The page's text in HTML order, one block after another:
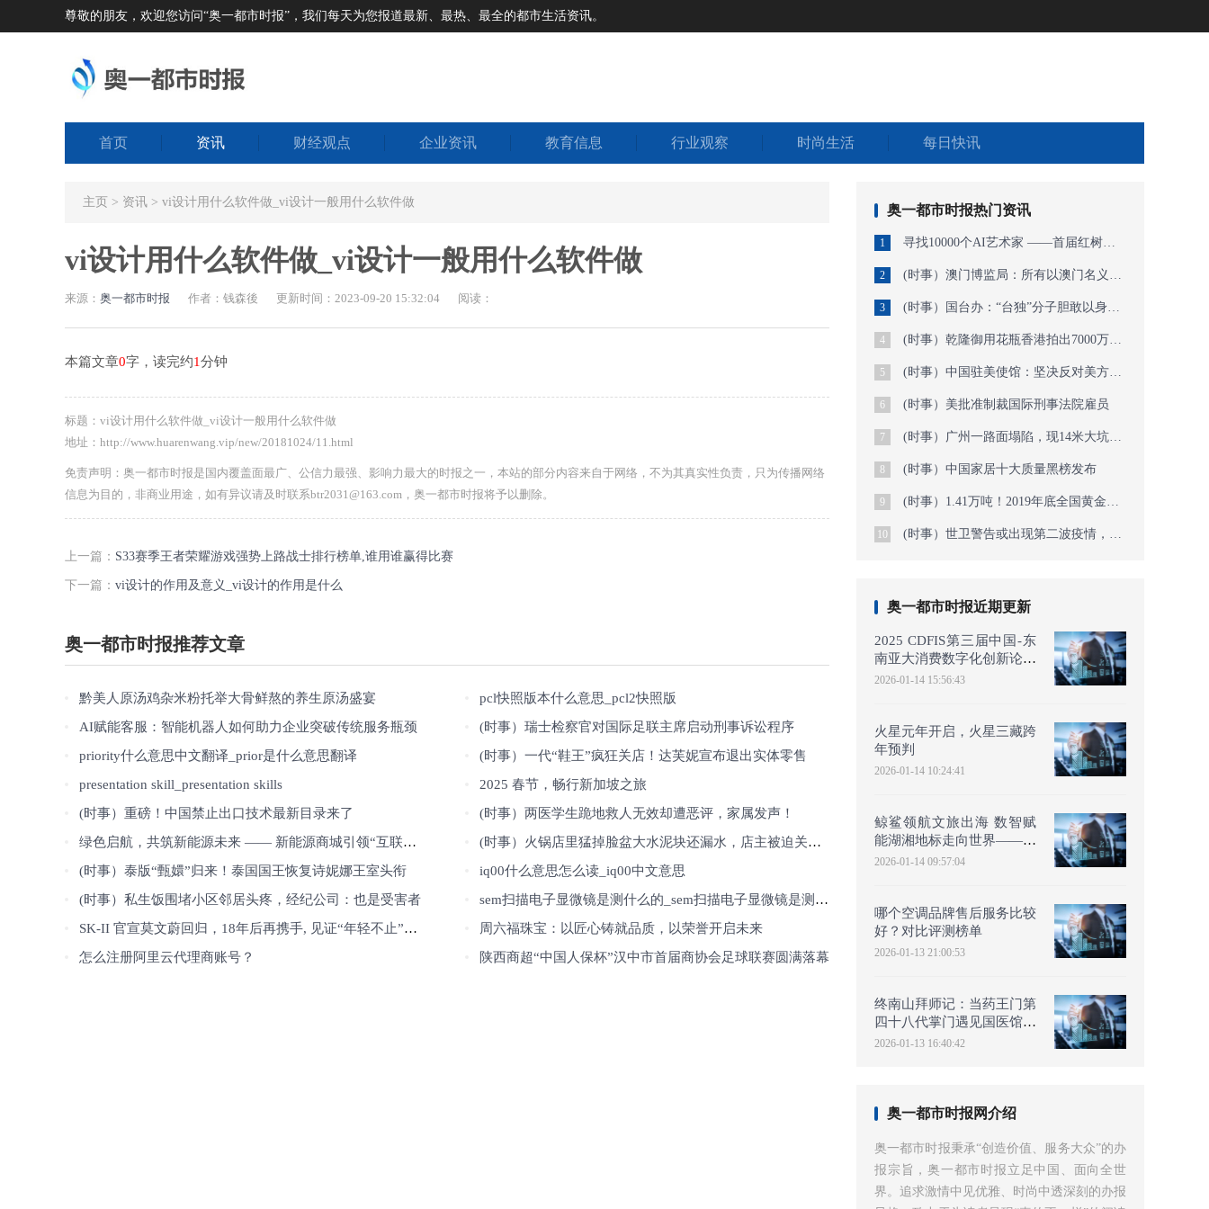
尊敬的朋友，欢迎您访问“奥一都市时报”，我们每天为您报道最新、最热、最全的都市生活资讯。
首页 资讯 财经观点 企业资讯 教育信息 行业观察 时尚生活 每日快讯
主页 > 资讯 > vi设计用什么软件做_vi设计一般用什么软件做
vi设计用什么软件做_vi设计一般用什么软件做
来源： 奥一都市时报 作者：钱森後 更新时间：2023-09-20 15:32:04 阅读：
本篇文章0字，读完约1分钟
标题：vi设计用什么软件做_vi设计一般用什么软件做
地址：http://www.huarenwang.vip/new/20181024/11.html
免责声明：奥一都市时报是国内覆盖面最广、公信力最强、影响力最大的时报之一，本站的部分内容来自于网络，不为其真实性负责，只为传播网络
信息为目的，非商业用途，如有异议请及时联系btr2031@163.com，奥一都市时报将予以删除。
上一篇： S33赛季王者荣耀游戏强势上路战士排行榜单,谁用谁赢得比赛
下一篇： vi设计的作用及意义_vi设计的作用是什么
奥一都市时报推荐文章
黔美人原汤鸡杂米粉托举大骨鲜熬的养生原汤盛宴
pcl快照版本什么意思_pcl2快照版
AI赋能客服：智能机器人如何助力企业突破传统服务瓶颈
(时事）瑞士检察官对国际足联主席启动刑事诉讼程序
priority什么意思中文翻译_prior是什么意思翻译
(时事）一代“鞋王”疯狂关店！达芙妮宣布退出实体零售
presentation skill_presentation skills
2025 春节，畅行新加坡之旅
(时事）重磅！中国禁止出口技术最新目录来了
(时事）两医学生跪地救人无效却遭恶评，家属发声！
绿色启航，共筑新能源未来 —— 新能源商城引领“互联网+绿色能源”新风尚！
(时事）火锅店里猛掉脸盆大水泥块还漏水，店主被迫关门停业，商场回复：砸
(时事）泰版“甄嬛”归来！泰国国王恢复诗妮娜王室头衔
iq00什么意思怎么读_iq00中文意思
(时事）私生饭围堵小区邻居头疼，经纪公司：也是受害者
sem扫描电子显微镜是测什么的_sem扫描电子显微镜是测什么的啊
SK-II 官宣莫文蔚回归，18年后再携手, 见证“年轻不止”的神奇焕变
周六福珠宝：以匠心铸就品质，以荣誉开启未来
怎么注册阿里云代理商账号？
陕西商超“中国人保杯”汉中市首届商协会足球联赛圆满落幕
奥一都市时报热门资讯
1 寻找10000个AI艺术家 ——首届红树林AI艺术万人展暨今日未来馆AI艺术特展开启作
2 (时事）澳门博监局：所有以澳门名义经营的网上娱乐场均属非法
3 (时事）国台办：“台独”分子胆敢以身试法必遭严惩
4 (时事）乾隆御用花瓶香港拍出7000万港元，曾流落欧洲半世纪
5 (时事）中国驻美使馆：坚决反对美方因涉港问题对中方官员实施签证限制措施
6 (时事）美批准制裁国际刑事法院雇员
7 (时事）广州一路面塌陷，现14米大坑，已出动潜水员
8 (时事）中国家居十大质量黑榜发布
9 (时事）1.41万吨！2019年底全国黄金查明资源储量公布
10 (时事）世卫警告或出现第二波疫情，美疾控官员：大流行还未结束
奥一都市时报近期更新
2025 CDFIS第三届中国-东
南亚大消费数字化创新论坛
于曼谷圆满举行——共绘
2026-01-14 15:56:43
火星元年开启，火星三藏跨
年预判
2026-01-14 10:24:41
鲸鲨领航文旅出海 数智赋
能湖湘地标走向世界——王
府中心世界地标品牌2049
2026-01-14 09:57:04
哪个空调品牌售后服务比较
好？对比评测榜单
2026-01-13 21:00:53
终南山拜师记：当药王门第
四十八代掌门遇见国医馆连
锁创始人
2026-01-13 16:40:42
奥一都市时报网介绍
奥一都市时报秉承“创造价值、服务大众”的办
报宗旨，奥一都市时报立足中国、面向全世
界。追求激情中见优雅、时尚中透深刻的办报